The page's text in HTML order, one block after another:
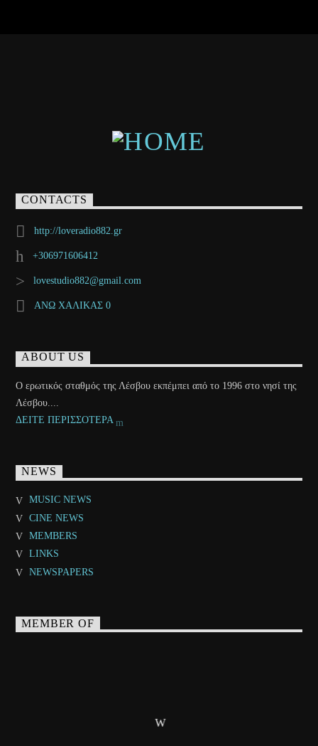
CONTACTS
http://loveradio882.gr
+306971606412
lovestudio882@gmail.com
ΑΝΩ ΧΑΛΙΚΑΣ 0
ABOUT US
Ο ερωτικός σταθμός της Λέσβου εκπέμπει από το 1996 στο νησί της
Λέσβου....
ΔΕΙΤΕ ΠΕΡΙΣΣΟΤΕΡΑ
NEWS
MUSIC NEWS
CINE NEWS
MEMBERS
LINKS
NEWSPAPERS
MEMBER OF